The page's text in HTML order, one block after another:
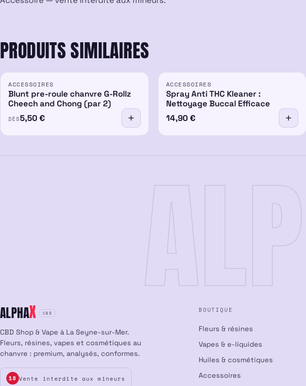
PRODUITS SIMILAIRES
ACCESSOIRES
Blunt pre-roule chanvre G-Rollz
Cheech and Chong (par 2)
DÈS5,50€
ACCESSOIRES
Spray Anti THC Kleaner :
Nettoyage Buccal Efficace
14,90 €
ALPHAX CBD
CBD Shop & Vape à La Seyne-sur-Mer.
Fleurs, résines, vapes et cosmétiques au
chanvre : premium, analysés, conformes.
18 Vente interdite aux mineurs
BOUTIQUE
Fleurs & résines
Vapes & e-liquides
Huiles & cosmétiques
Accessoires